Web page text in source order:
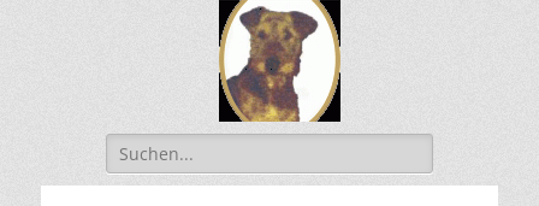
Suchen
nach: